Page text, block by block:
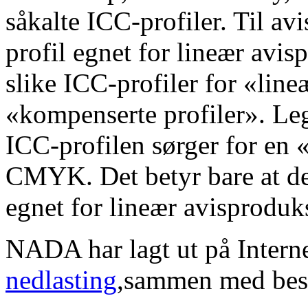
såkalte ICC-profiler. Til
profil egnet for lineær
slike ICC-profiler for
«kompenserte profiler».
ICC-profilen sørger for en
CMYK. Det betyr bare at
egnet for lineær
NADA har lagt ut på
nedlasting,sammen med